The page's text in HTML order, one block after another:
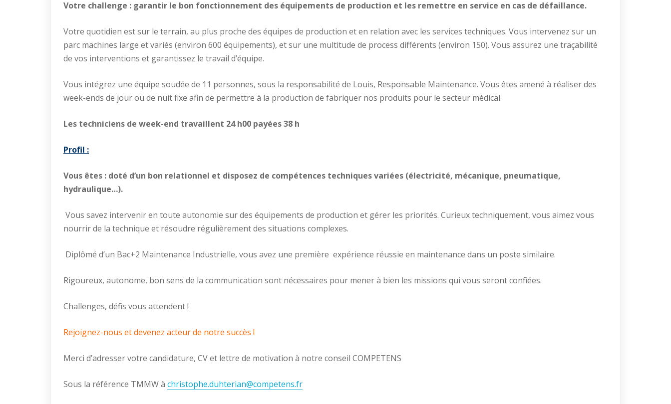
Votre challenge : garantir le bon fonctionnement des équipements de production et les remettre en service en cas de défaillance.
Votre quotidien est sur le terrain, au plus proche des équipes de production et en relation avec les services techniques. Vous intervenez sur un
parc machines large et variés (environ 600 équipements), et sur une multitude de process différents (environ 150). Vous assurez une traçabilité
de vos interventions et garantissez le travail d’équipe.
Vous intégrez une équipe soudée de 11 personnes, sous la responsabilité de Louis, Responsable Maintenance. Vous êtes amené à réaliser des
week-ends de jour ou de nuit fixe afin de permettre à la production de fabriquer nos produits pour le secteur médical.
Les techniciens de week-end travaillent 24 h00 payées 38 h
Profil :
Vous êtes : doté d’un bon relationnel et disposez de compétences techniques variées (électricité, mécanique, pneumatique,
hydraulique…).
Vous savez intervenir en toute autonomie sur des équipements de production et gérer les priorités. Curieux techniquement, vous aimez vous
nourrir de la technique et résoudre régulièrement des situations complexes.
Diplômé d’un Bac+2 Maintenance Industrielle, vous avez une première expérience réussie en maintenance dans un poste similaire.
Rigoureux, autonome, bon sens de la communication sont nécessaires pour mener à bien les missions qui vous seront confiées.
Challenges, défis vous attendent !
Rejoignez-nous et devenez acteur de notre succès !
Merci d’adresser votre candidature, CV et lettre de motivation à notre conseil COMPETENS
Sous la référence TMMW à christophe.duhterian@competens.fr